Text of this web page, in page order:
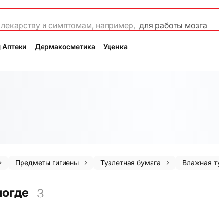
и симптомам, например, для работы мозга
Аптеки Дермакосметика Уценка
Предметы гигиены Туалетная бумага Влажная
3